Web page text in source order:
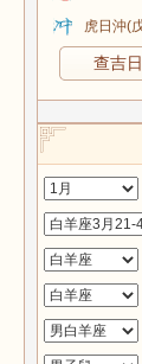
虎日沖(
查吉日